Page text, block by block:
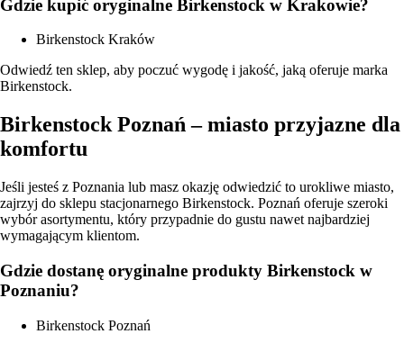
Gdzie kupić oryginalne Birkenstock w Krakowie?
Birkenstock Kraków
Odwiedź ten sklep, aby poczuć wygodę i jakość, jaką oferuje marka
Birkenstock.
Birkenstock Poznań – miasto przyjazne dla
komfortu
Jeśli jesteś z Poznania lub masz okazję odwiedzić to urokliwe miasto,
zajrzyj do sklepu stacjonarnego Birkenstock. Poznań oferuje szeroki
wybór asortymentu, który przypadnie do gustu nawet najbardziej
wymagającym klientom.
Gdzie dostanę oryginalne produkty Birkenstock w
Poznaniu?
Birkenstock Poznań